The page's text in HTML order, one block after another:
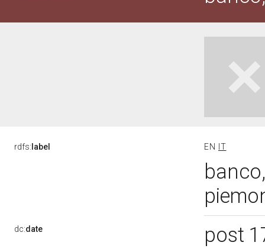
rdfs: label EN IT
dc:date post